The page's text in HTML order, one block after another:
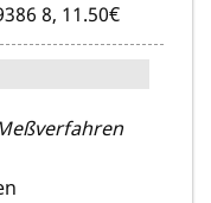
8, 11.50€